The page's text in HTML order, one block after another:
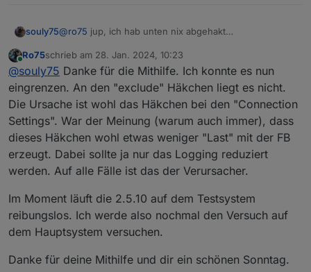
souly75@ro75 jup, ich hab unten nix abgehakt
Online
Ro75schrieb am 28. Jan. 2024, 10:23
zuletzt editiert von
@souly75 Danke für die Mithilfe. Ich konnte es nun
eingrenzen. An den "exclude" Häkchen liegt es nicht.
Die Ursache ist wohl das Häkchen bei den "Connection
Settings". War der Meinung (warum auch immer), dass
dieses Häkchen wohl etwas weniger "Last" mit der FB
erzeugt. Dabei sollte ja nur das Logging reduziert
werden. Auf alle Fälle ist das der Verursacher.
Im Moment läuft die 2.5.10 auf dem Testsystem
reibungslos. Ich werde also nochmal den Versuch auf
dem Hauptsystem versuchen.
Danke für deine Mithilfe und dir ein schönen Sonntag.